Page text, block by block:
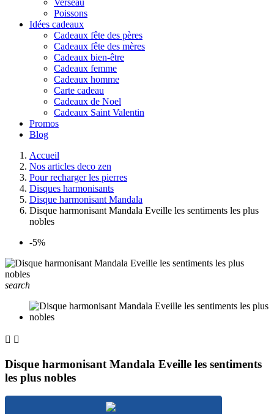
Verseau
Poissons
Idées cadeaux
Cadeaux fête des pères
Cadeaux fête des mères
Cadeaux bien-être
Cadeaux femme
Cadeaux homme
Carte cadeau
Cadeaux de Noel
Cadeaux Saint Valentin
Promos
Blog
Accueil
Nos articles deco zen
Pour recharger les pierres
Disques harmonisants
Disque harmonisant Mandala
Disque harmonisant Mandala Eveille les sentiments les plus
nobles
-5%
search
 
Disque harmonisant Mandala Eveille les sentiments
les plus nobles